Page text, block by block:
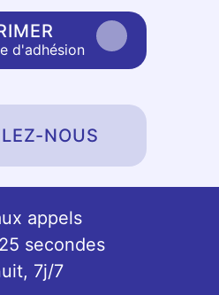
d'adhésion
NOUS
appels
secondes
7j/7